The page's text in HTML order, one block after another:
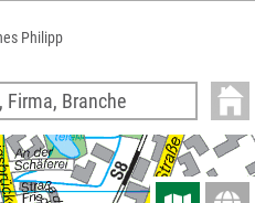
Philipp